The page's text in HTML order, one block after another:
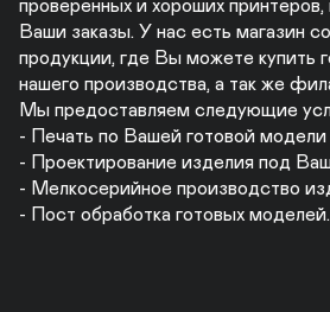
проверенных и хороших принтеров,
Ваши заказы. У нас есть магазин
продукции, где Вы можете купить
нашего производства, а так же
Мы предоставляем следующие
- Печать по Вашей готовой
- Проектирование изделия под
- Мелкосерийное производство
- Пост обработка готовых моделей.